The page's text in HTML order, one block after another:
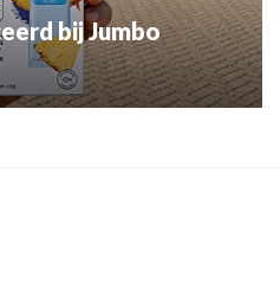
bij Jumbo